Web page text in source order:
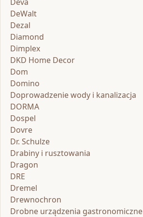
DeWalt
Dezal
Diamond
Dimplex
DKD Home Decor
Dom
Domino
Doprowadzenie wody i kanalizacja
DORMA
Dospel
Dovre
Dr. Schulze
Drabiny i rusztowania
Dragon
DRE
Dremel
Drewnochron
Drobne urządzenia gastronomiczne